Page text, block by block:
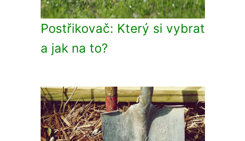
Postřikovač: Který si vybrat
a jak na to?